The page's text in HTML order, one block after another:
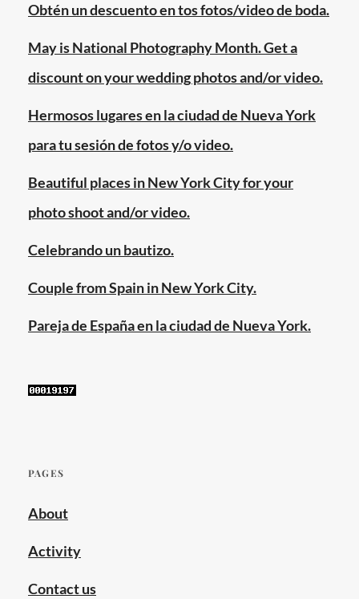
Obtén un descuento en tos fotos/video de boda.
May is National Photography Month. Get a
discount on your wedding photos and/or video.
Hermosos lugares en la ciudad de Nueva York
para tu sesión de fotos y/o video.
Beautiful places in New York City for your
photo shoot and/or video.
Celebrando un bautizo.
Couple from Spain in New York City.
Pareja de España en la ciudad de Nueva York.
PAGES
About
Activity
Contact us